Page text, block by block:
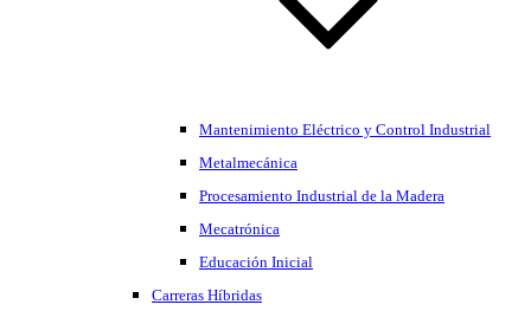
Mantenimiento Eléctrico y Control Industrial
Metalmecánica
Procesamiento Industrial de la Madera
Mecatrónica
Educación Inicial
Carreras Híbridas